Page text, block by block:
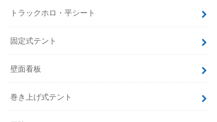
トラックホロ・平シート
固定式テント
壁面看板
巻き上げ式テント